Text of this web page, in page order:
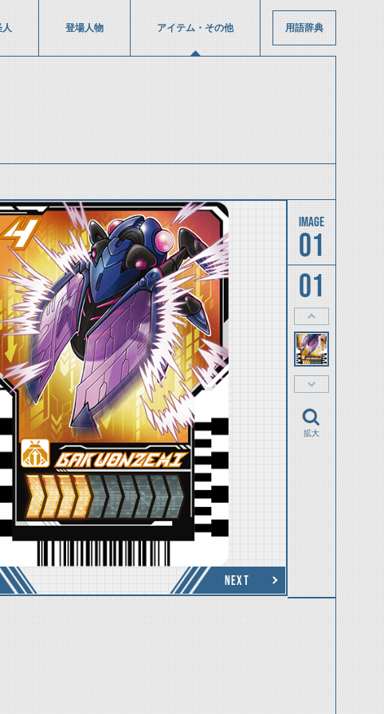
人 登場人物 アイテム・その他 用語辞典
NEXT
01
01
拡大